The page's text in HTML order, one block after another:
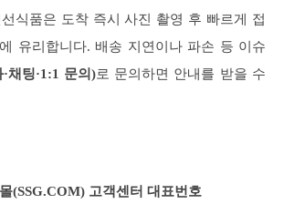
식품은 도착 즉시 사진 촬영 후 빠르게 접
유리합니다. 배송 지연이나 파손 등 이슈
채팅·1:1 문의)로 문의하면 안내를 받을 수
(SSG.COM) 고객센터 대표번호